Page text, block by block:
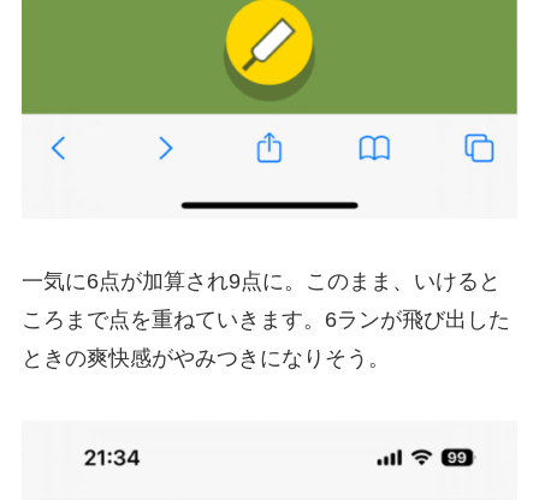
一気に6点が加算され9点に。このまま、いけると
ころまで点を重ねていきます。6ランが飛び出した
ときの爽快感がやみつきになりそう。